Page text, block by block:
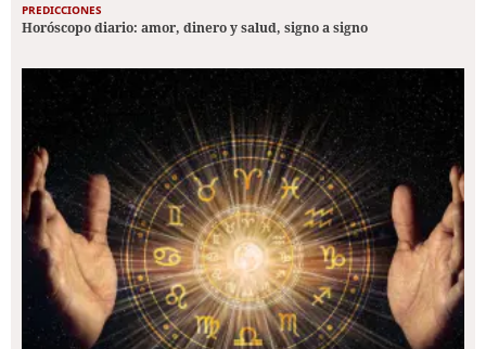
PREDICCIONES
Horóscopo diario: amor, dinero y salud, signo a signo